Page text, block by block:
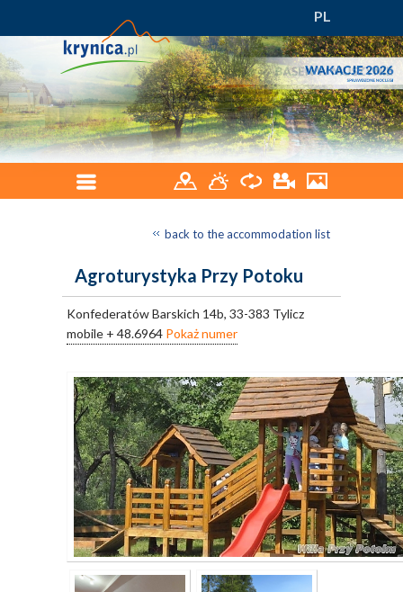
PL
back to the accommodation list
Agroturystyka Przy Potoku
Konfederatów Barskich 14b, 33-383 Tylicz
mobile + 48.6964 Pokaż numer